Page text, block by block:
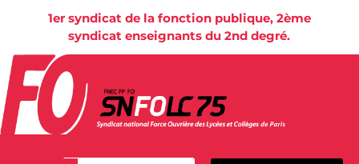
1er syndicat de la fonction publique, 2ème
syndicat enseignants du 2nd degré.